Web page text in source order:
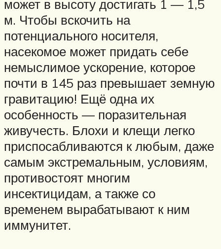
может в высоту достигать 1 — 1,5
м. Чтобы вскочить на
потенциального носителя,
насекомое может придать себе
немыслимое ускорение, которое
почти в 145 раз превышает земную
гравитацию! Ещё одна их
особенность — поразительная
живучесть. Блохи и клещи легко
приспосабливаются к любым, даже
самым экстремальным, условиям,
противостоят многим
инсектицидам, а также со
временем вырабатывают к ним
иммунитет.